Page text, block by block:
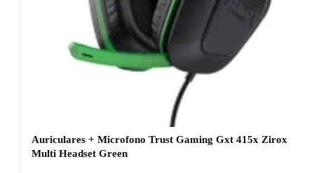
Auriculares + Microfono Trust Gaming Gxt 415x Zirox
Multi Headset Green